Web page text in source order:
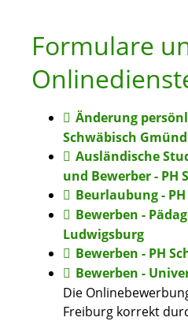
Formulare
Änderung
Schwäbisch
Ausländische
und Bewerber - PH
Beurlaubung -
Bewerben -
Ludwigsburg
Bewerben - PH
Bewerben -
Die
Freiburg korrekt